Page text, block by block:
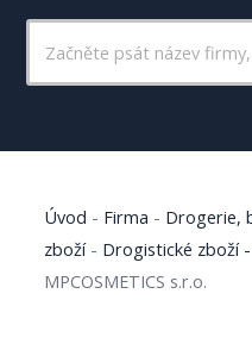
Úvod - Firma - Drogerie,
zboží- Drogistické zboží
MPCOSMETICS s.r.o.